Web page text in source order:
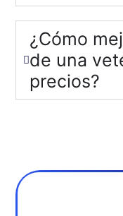
¿Cómo
de una
precios?